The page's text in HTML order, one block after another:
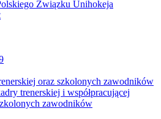
Związku Unihokeja
oraz szkolonych zawodników
trenerskiej i współpracującej
zawodników